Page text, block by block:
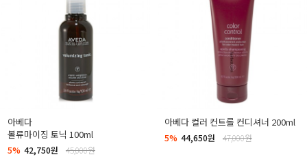
아베다
볼류마이징 토닉 100ml
5% 42,750원 45,000원
아베다 컬러 컨트롤 컨디셔너 200ml
5% 44,650원 47,000원